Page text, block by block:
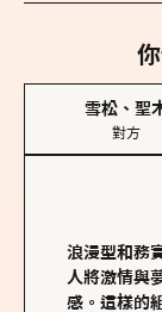
雪松、聖
對方
浪漫型和務
人將激情與
感。這樣的